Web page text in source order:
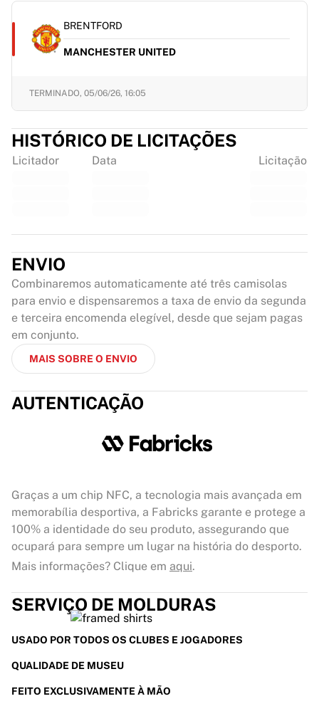
BRENTFORD
MANCHESTER UNITED
TERMINADO, 05/06/26, 16:05
HISTÓRICO DE LICITAÇÕES
Licitador Data Licitação
ENVIO
Combinaremos automaticamente até três camisolas
para envio e dispensaremos a taxa de envio da segunda
e terceira encomenda elegível, desde que sejam pagas
em conjunto.
MAIS SOBRE O ENVIO
AUTENTICAÇÃO
Graças a um chip NFC, a tecnologia mais avançada em
memorabília desportiva, a Fabricks garante e protege a
100% a identidade do seu produto, assegurando que
ocupará para sempre um lugar na história do desporto.
Mais informações? Clique em aqui.
SERVIÇO DE MOLDURAS
USADO POR TODOS OS CLUBES E JOGADORES
QUALIDADE DE MUSEU
FEITO EXCLUSIVAMENTE À MÃO